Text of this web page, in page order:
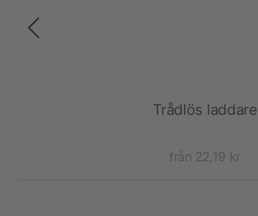
Trådlös laddare
från 22,19 kr